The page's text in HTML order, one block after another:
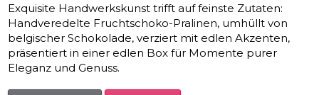
Exquisite Handwerkskunst trifft auf feinste Zutaten:
Handveredelte Fruchtschoko-Pralinen, umhüllt von
belgischer Schokolade, verziert mit edlen Akzenten,
präsentiert in einer edlen Box für Momente purer
Eleganz und Genuss.